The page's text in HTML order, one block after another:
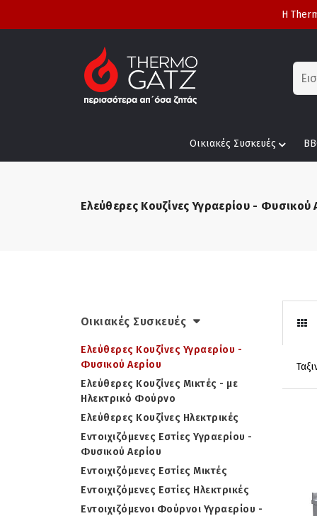
Η
Οικιακές Συσκευές
Ελεύθερες Κουζίνες Υγραερίου - Φυσικού
Οικιακές Συσκευές
Ελεύθερες Κουζίνες Υγραερίου -
Φυσικού Αερίου
Ελεύθερες Κουζίνες Μικτές - με
Ηλεκτρικό Φούρνο
Ελεύθερες Κουζίνες Ηλεκτρικές
Εντοιχιζόμενες Εστίες Υγραερίου -
Φυσικού Αερίου
Εντοιχιζόμενες Εστίες Μικτές
Εντοιχιζόμενες Εστίες Ηλεκτρικές
Εντοιχιζόμενοι Φούρνοι Υγραερίου -